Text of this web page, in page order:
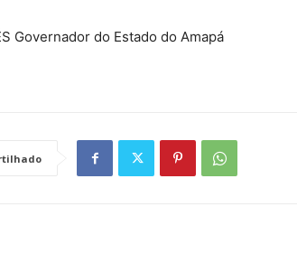
Governador do Estado do Amapá